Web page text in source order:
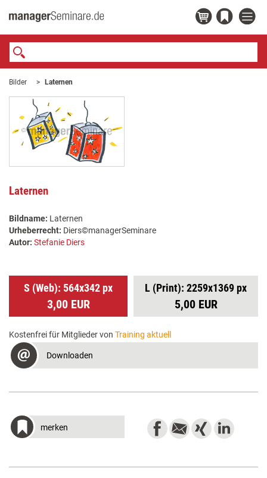
Bilder Laternen
Laternen
Bildname: Laternen
Urheberrecht: Diers©managerSeminare
Autor: Stefanie Diers
S (Web): 564x342 px
3,00 EUR
L (Print): 2259x1369 px
5,00 EUR
Kostenfrei für Mitglieder von Training aktuell
Downloaden
merken